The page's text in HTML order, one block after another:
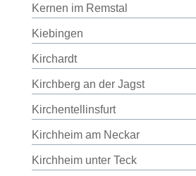
Kernen im Remstal
Kiebingen
Kirchardt
Kirchberg an der Jagst
Kirchentellinsfurt
Kirchheim am Neckar
Kirchheim unter Teck